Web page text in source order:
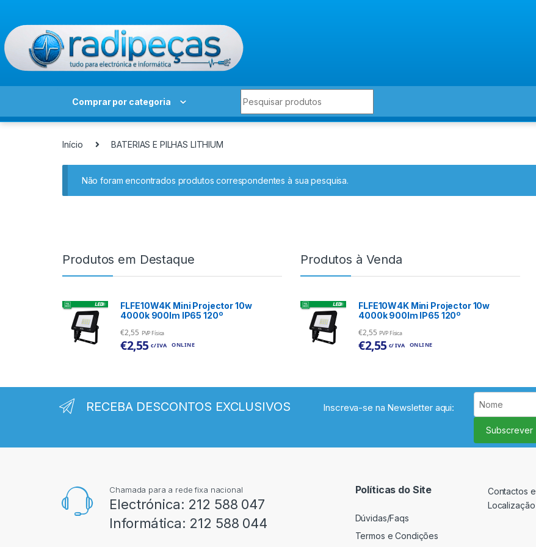
Comprar por categoria
Início BATERIAS E PILHAS LITHIUM
Não foram encontrados produtos correspondentes à sua pesquisa.
Produtos em Destaque
FLFE10W4K Mini Projector 10w
4000k 900lm IP65 120º
€2,55 PVP Física
€2,55 c/ IVA ONLINE
Produtos à Venda
FLFE10W4K Mini Projector 10w
4000k 900lm IP65 120º
€2,55 PVP Física
€2,55 c/ IVA ONLINE
RECEBA DESCONTOS EXCLUSIVOS Inscreva-se na Newsletter aqui:
Subscrever
Chamada para a rede fixa nacional
Electrónica: 212 588 047
Informática: 212 588 044
Políticas do Site
Dúvidas/Faqs
Termos e Condições
Contactos e
Localização